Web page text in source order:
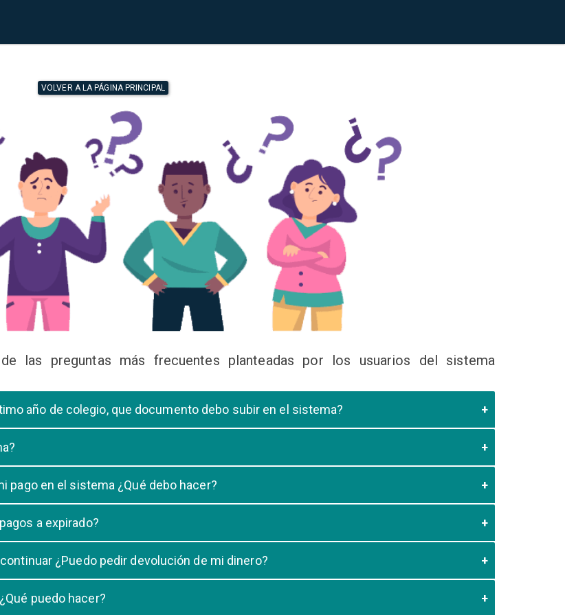
VOLVER A LA PÁGINA PRINCIPAL
las preguntas más frecuentes planteadas por los usuarios del sistema
año de colegio, que documento debo subir en el sistema?
pago en el sistema ¿Qué debo hacer?
no se registró su pago.
a expirado?
¿Puedo pedir devolución de mi dinero?
puedo hacer?